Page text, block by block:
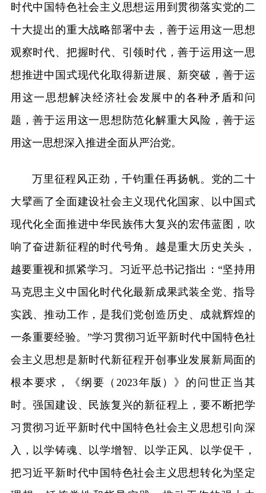
时代中国特色社会主义思想运用到贯彻落实党的二
十大提出的重大战略部署中去，善于运用这一思想
观察时代、把握时代、引领时代，善于运用这一思
想推进中国式现代化取得新进展、新突破，善于运
用这一思想解决经济社会发展中的各种矛盾和问
题，善于运用这一思想防范化解重大风险，善于运
用这一思想深入推进全面从严治党。
万里征程风正劲，千钧重任再扬帆。党的二十
大擘画了全面建设社会主义现代化国家、以中国式
现代化全面推进中华民族伟大复兴的宏伟蓝图，吹
响了奋进新征程的时代号角。越是重大历史关头，
越要重视和抓紧学习。习近平总书记指出：“坚持用
马克思主义中国化时代化最新成果武装全党、指导
实践、推动工作，是我们党创造历史、成就辉煌的
一条重要经验。”学习贯彻习近平新时代中国特色社
会主义思想是新时代新征程开创事业发展新局面的
根本要求，《纲要（2023年版）》的问世正当其
时。强国建设、民族复兴的新征程上，要不断把学
习贯彻习近平新时代中国特色社会主义思想引向深
入，以学铸魂、以学增智、以学正风、以学促干，
把习近平新时代中国特色社会主义思想转化为坚定